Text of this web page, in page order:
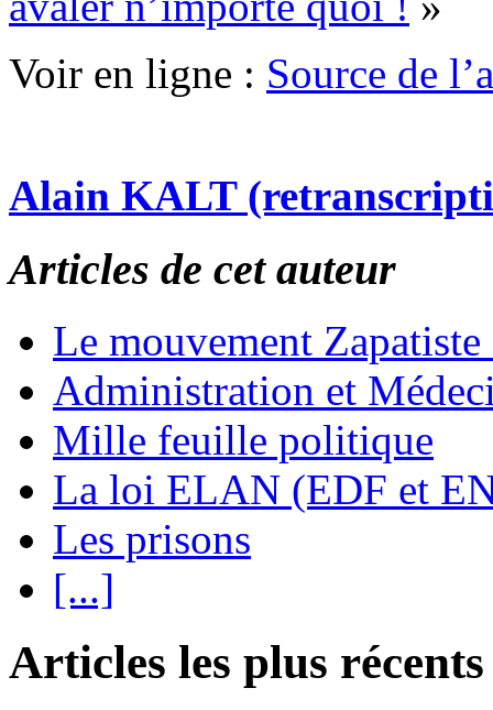
Voir en ligne : Source de
Alain KALT
Articles de cet auteur
Le mouvement
Administration et
Mille feuille politique
La loi ELAN (EDF et
Les prisons
[...]
Articles les plus récents